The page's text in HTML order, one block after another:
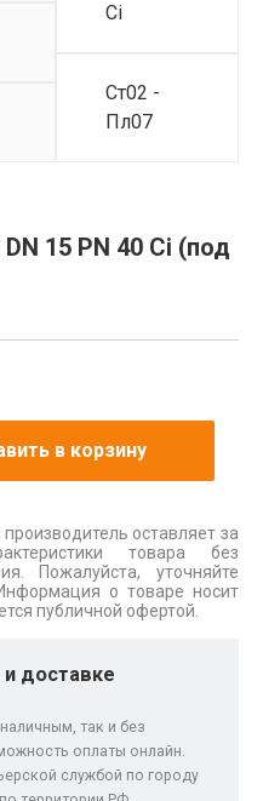
Ci
Ст02 -
Пл07
15 PN 40 Ci (под
в корзину
оставляет за
товара без
Пожалуйста, уточняйте
о товаре носит
публичной офертой.
доставке
так и без
оплаты онлайн.
службой по городу